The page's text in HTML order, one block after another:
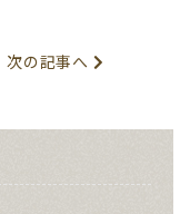
次の記事へ